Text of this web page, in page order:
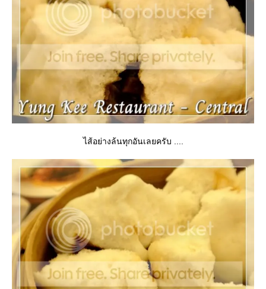
ไส้อย่างล้นทุกอันเลยครับ ....